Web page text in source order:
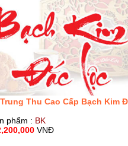
Thu Cao Cấp Bạch Kim
phẩm : BK
VNĐ